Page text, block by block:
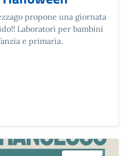
propone una giornata
Laboratori per bambini
e primaria.